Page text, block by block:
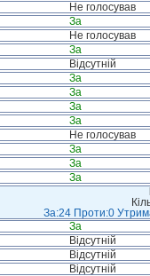
Не голосував
За
Не голосував
За
Відсутній
За
За
За
За
Не голосував
За
За
За
За:24 Проти:0
За
Відсутній
Відсутній
Відсутній